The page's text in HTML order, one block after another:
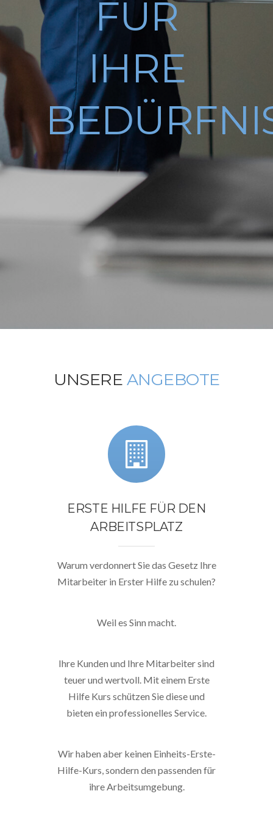
FÜR
IHRE
UNSERE ANGEBOTE
ERSTE HILFE FÜR DEN
ARBEITSPLATZ
Warum verdonnert Sie das Gesetz Ihre
Mitarbeiter in Erster Hilfe zu schulen?
Weil es Sinn macht.
Ihre Kunden und Ihre Mitarbeiter sind
teuer und wertvoll. Mit einem Erste
Hilfe Kurs schützen Sie diese und
bieten ein professionelles Service.
Wir haben aber keinen Einheits-Erste-
Hilfe-Kurs, sondern den passenden für
ihre Arbeitsumgebung.